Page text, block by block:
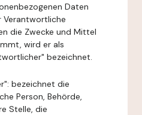
Daten
Verantwortliche
die Zwecke und Mittel
wird er als
bezeichnet.
bezeichnet die
Person, Behörde,
Stelle, die